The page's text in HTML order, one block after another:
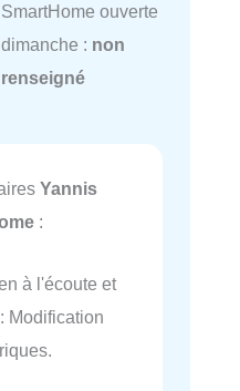
SmartHome ouverte
dimanche : non
renseigné
Yannis
:
à l'écoute et
Modification